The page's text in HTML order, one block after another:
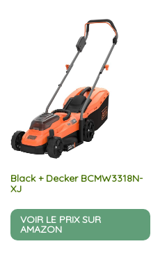
Black + Decker BCMW3318N-
XJ
VOIR LE PRIX SUR
AMAZON